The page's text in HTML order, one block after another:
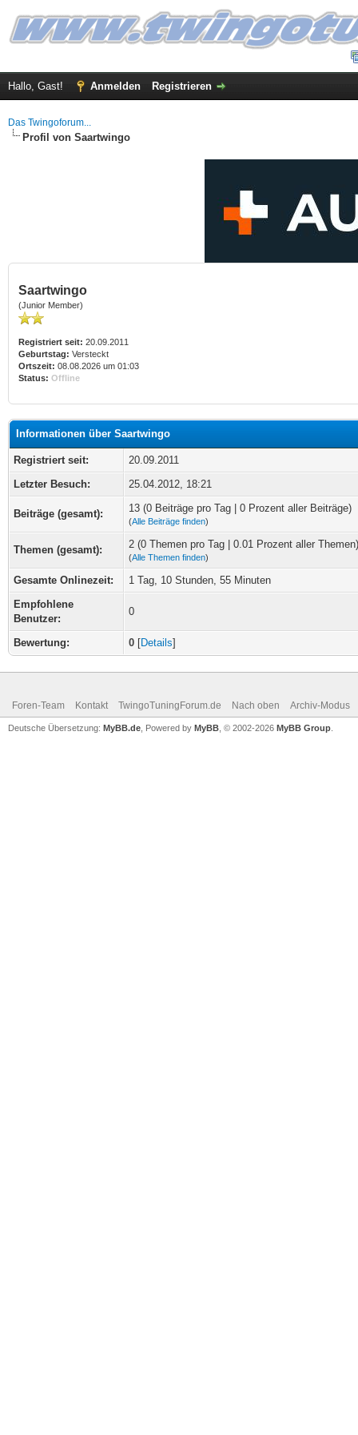
Hallo, Gast! Anmelden Registrieren
Das Twingoforum...
Profil von Saartwingo
Saartwingo
(Junior Member)
Registriert seit: 20.09.2011
Geburtstag: Versteckt
Ortszeit: 08.08.2026 um 01:03
Status: Offline
Informationen über Saartwingo
Registriert seit:
20.09.2011
Letzter Besuch:
25.04.2012, 18:21
Beiträge (gesamt): 13 (0 Beiträge pro Tag | 0 Prozent aller Beiträge)
(Alle Beiträge finden)
Themen (gesamt): 2 (0 Themen pro Tag | 0.01 Prozent aller Themen)
(Alle Themen finden)
Gesamte Onlinezeit:
1 Tag, 10 Stunden, 55 Minuten
Empfohlene
Benutzer:
0
Bewertung: 0 [Details]
Foren-Team Kontakt TwingoTuningForum.de Nach oben Archiv-Modus
Deutsche Übersetzung: MyBB.de , Powered by MyBB , © 2002-2026 MyBB Group